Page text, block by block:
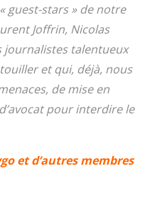
guest-stars » de notre
Joffrin, Nicolas
journalistes talentueux
et qui, déjà, nous
de mise en
pour interdire le
et d’autres membres